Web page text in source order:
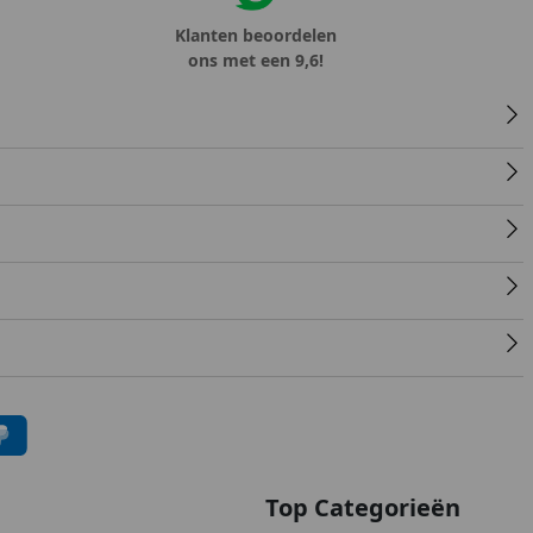
Klanten beoordelen
ons met een 9,6!
Top Categorieën